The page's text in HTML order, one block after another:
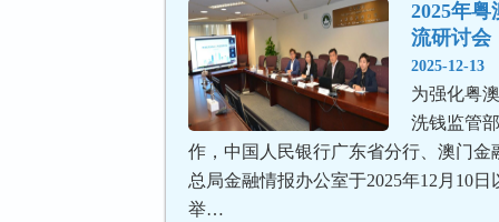
2025年
流研讨会
2025-12-13
为强化粤
洗钱监管
作，中国人民银行广东省分行、澳门金
总局金融情报办公室于2025年12月10
举…